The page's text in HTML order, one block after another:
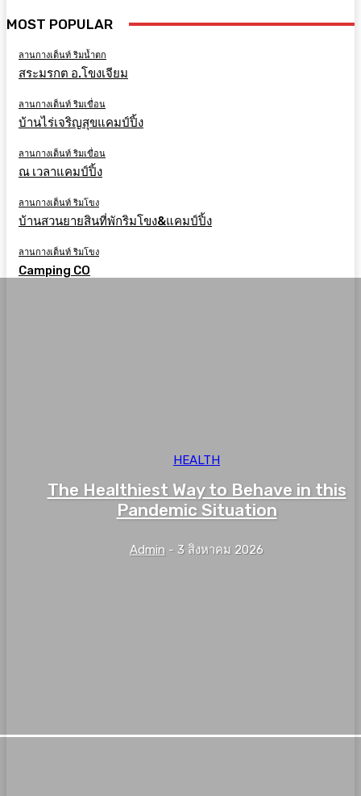
MOST POPULAR
ลานกางเต็นท์ ริมน้ำตก
สระมรกต อ.โขงเจียม
ลานกางเต็นท์ ริมเขื่อน
บ้านไร่เจริญสุขแคมป์ปิ้ง
ลานกางเต็นท์ ริมเขื่อน
ณ เวลาแคมป์ปิ้ง
ลานกางเต็นท์ ริมโขง
บ้านสวนยายสินที่พักริมโขง&แคมป์ปิ้ง
ลานกางเต็นท์ ริมโขง
Camping CO
HEALTH
The Healthiest Way to Behave in this
Pandemic Situation
Admin - 3 สิงหาคม 2026